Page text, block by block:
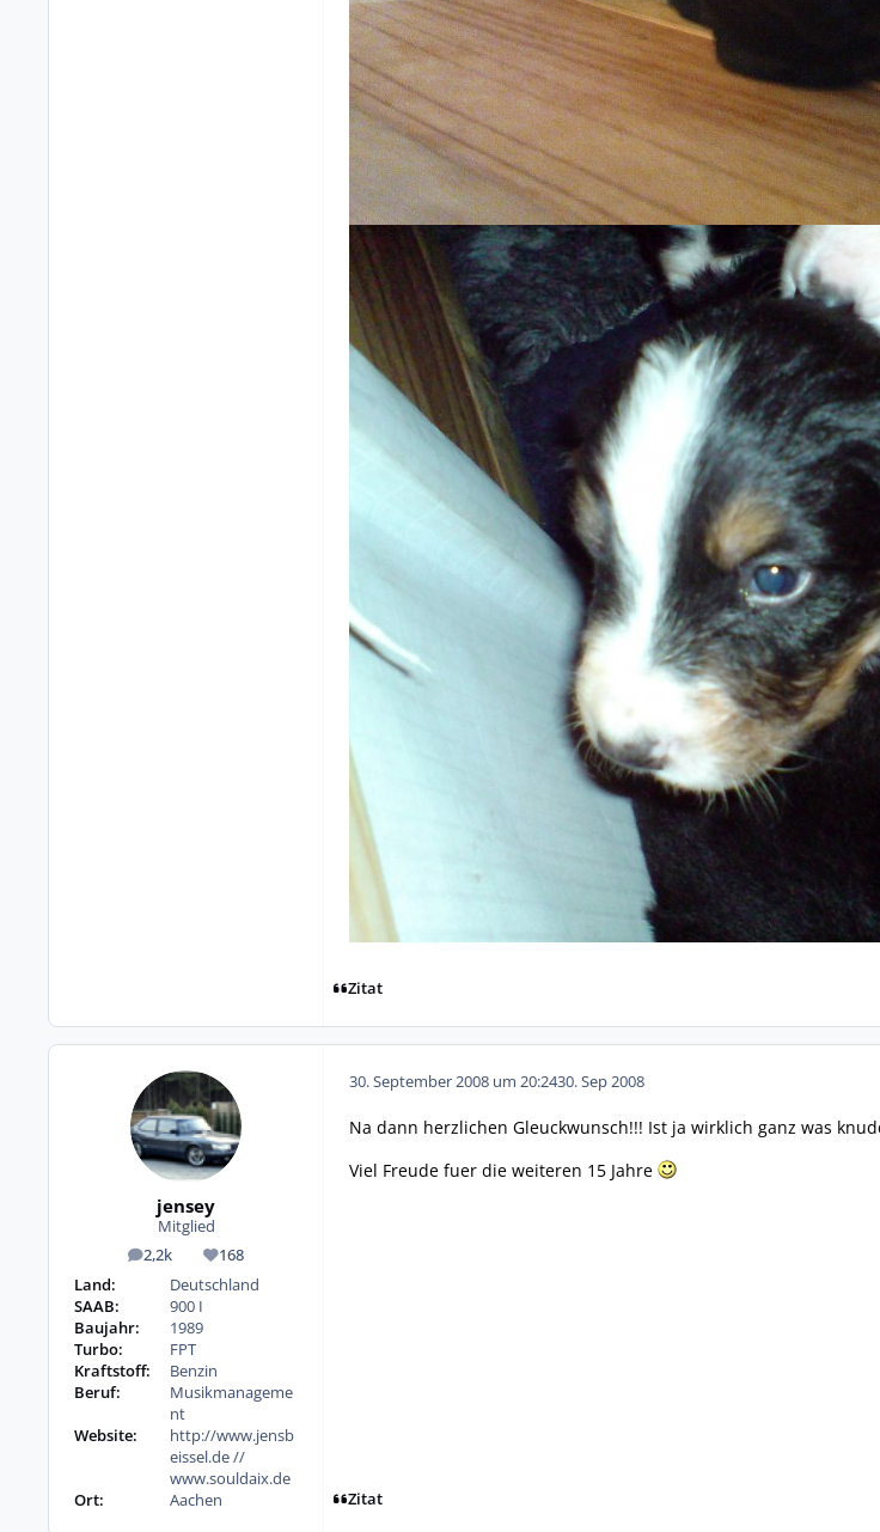
Zitat
jensey
Mitglied
2,2k
Beiträge 168
Reputation
Land:
Deutschland
SAAB:
900 I
Baujahr:
1989
Turbo:
FPT
Kraftstoff:
Benzin
Beruf:
Musikmanageme
nt
Website:
http://www.jensb
eissel.de //
www.souldaix.de
Ort:
Aachen
30. September 2008 um 20:2430. Sep 2008
Na dann herzlichen Gleuckwunsch!!! Ist ja wirklich ganz was
Viel Freude fuer die weiteren 15 Jahre
Zitat